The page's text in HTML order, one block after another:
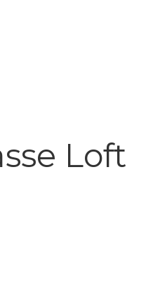
Loft